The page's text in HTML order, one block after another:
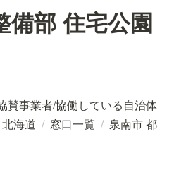
備部 住宅公園
賛事業者/協働している自治体
北海道 / 窓口一覧 / 泉南市 都